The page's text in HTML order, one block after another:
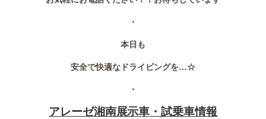
・
本日も
安全で快適なドライビングを…☆
・
アレーゼ湘南展示車・試乗車情報